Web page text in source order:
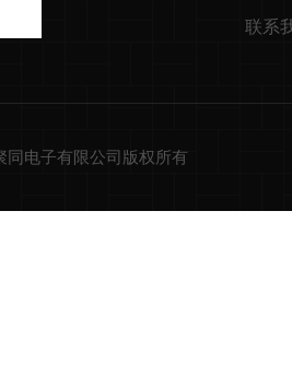
联系
同电子有限公司版权所有